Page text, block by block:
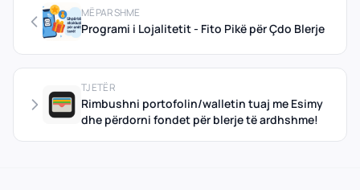
MËPARSHME
Programi i Lojalitetit - Fito Pikë për Çdo Blerje
TJETËR
Rimbushni portofolin/walletin tuaj me Esimy
dhe përdorni fondet për blerje të ardhshme!